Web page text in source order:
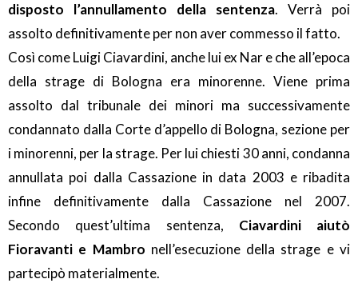
disposto l’annullamento della sentenza. Verrà poi
assolto definitivamente per non aver commesso il fatto.
Così come Luigi Ciavardini, anche lui ex Nar e che all’epoca
della strage di Bologna era minorenne. Viene prima
assolto dal tribunale dei minori ma successivamente
condannato dalla Corte d’appello di Bologna, sezione per
i minorenni, per la strage. Per lui chiesti 30 anni, condanna
annullata poi dalla Cassazione in data 2003 e ribadita
infine definitivamente dalla Cassazione nel 2007.
Secondo quest’ultima sentenza, Ciavardini aiutò
Fioravanti e Mambro nell’esecuzione della strage e vi
partecipò materialmente.